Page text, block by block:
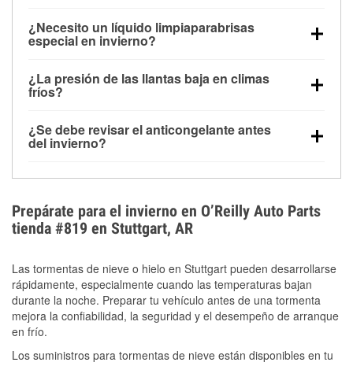
debajo de los 32 °F y puede perder hasta la mitad de
su potencia de arranque cerca de los 0 °F, lo que
arranque.
¿Necesito un líquido limpiaparabrisas
especial en invierno?
la congelación y ayuda a disolver la sal y la nieve
derretida en la carretera para mejorar la visibilidad.
¿La presión de las llantas baja en climas
fríos?
alrededor de 1 PSI por cada 10 °F que baja la
temperatura. Puedes obtener más información sobre
¿Se debe revisar el anticongelante antes
del invierno?
el sobrecalentamiento en condiciones de frío
extremo. Aprende cómo comprobar la protección
anticongelante en nuestra sección How-To.
Prepárate para el invierno en O’Reilly Auto Parts
tienda #819 en Stuttgart, AR
Las tormentas de nieve o hielo en Stuttgart pueden desarrollarse
rápidamente, especialmente cuando las temperaturas bajan
durante la noche. Preparar tu vehículo antes de una tormenta
mejora la confiabilidad, la seguridad y el desempeño de arranque
en frío.
Los suministros para tormentas de nieve están disponibles en tu